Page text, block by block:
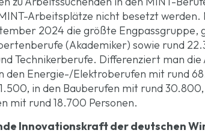
Arbeitsplätze nicht besetzt werden.
2024 die größte Engpassgruppe,
(Akademiker) sowie rund
Technikerberufe. Differenziert man
den Energie-/Elektroberufen mit rund
in den Bauberufen mit rund
mit rund 18.700 Personen.
Innovationskraft der deutschen